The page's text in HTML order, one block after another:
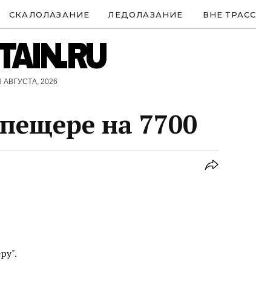
СКАЛОЛАЗАНИЕ ЛЕДОЛАЗАНИЕ ВНЕ ТРАСС
АВГУСТА, 2026
на 7700